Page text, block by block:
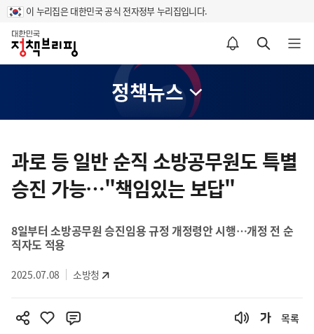
이 누리집은 대한민국 공식 전자정부 누리집입니다.
홈
알림설정 바로가기 검색 바로가기 메뉴 열기
정책뉴스
텐
츠
영
과로 등 일반 순직 소방공무원도 특별
승진 가능…"책임있는 보답"
8일부터 소방공무원 승진임용 규정 개정령안 시행…개정 전 순
직자도 적용
2025.07.08 소방청
목록